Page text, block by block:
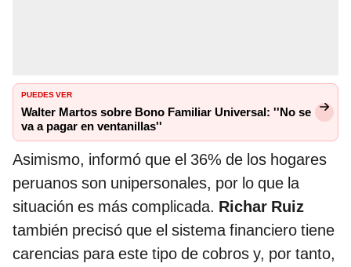
PUEDES VER
Walter Martos sobre Bono Familiar Universal: ''No se
va a pagar en ventanillas''
Asimismo, informó que el 36% de los hogares
peruanos son unipersonales, por lo que la
situación es más complicada. Richar Ruiz
también precisó que el sistema financiero tiene
carencias para este tipo de cobros y, por tanto,